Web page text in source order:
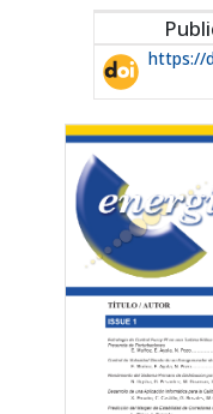
https://